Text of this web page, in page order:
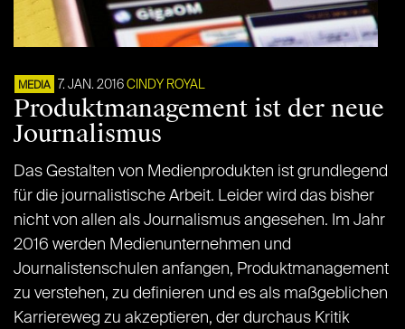
MEDIA 7. JAN. 2016 CINDY ROYAL
Produktmanagement ist der neue
Journalismus
Das Gestalten von Medienprodukten ist grundlegend
für die journalistische Arbeit. Leider wird das bisher
nicht von allen als Journalismus angesehen. Im Jahr
2016 werden Medienunternehmen und
Journalistenschulen anfangen, Produktmanagement
zu verstehen, zu definieren und es als maßgeblichen
Karriereweg zu akzeptieren, der durchaus Kritik